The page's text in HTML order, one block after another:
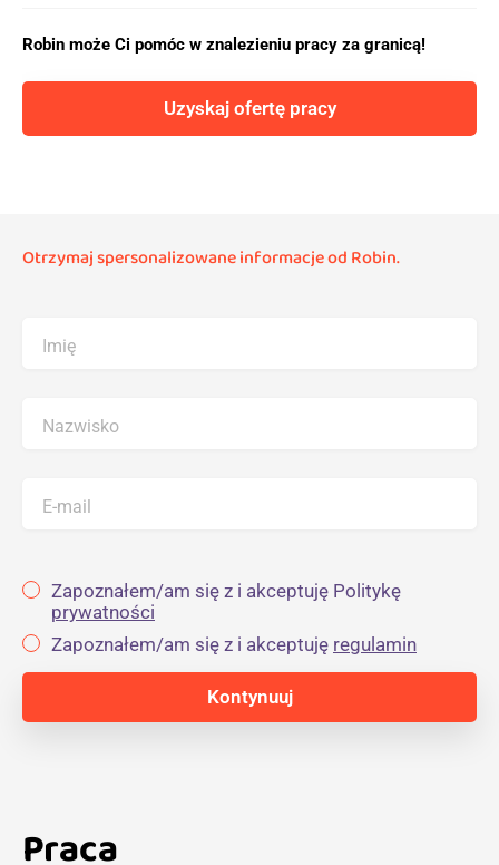
Robin może Ci pomóc w znalezieniu pracy za granicą!
Uzyskaj ofertę pracy
Otrzymaj spersonalizowane informacje od Robin.
Imię
Nazwisko
E-mail
Zapoznałem/am się z i akceptuję Politykę
prywatności
Zapoznałem/am się z i akceptuję regulamin
Praca